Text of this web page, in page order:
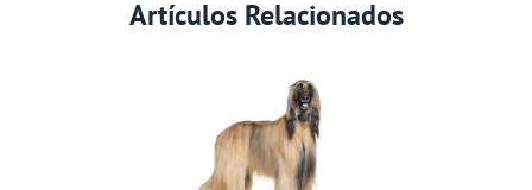
Artículos Relacionados